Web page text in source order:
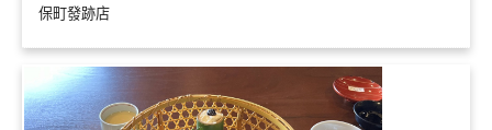
保町發跡店